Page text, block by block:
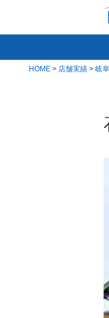
テ
HOME > 店舗実績 > 岐